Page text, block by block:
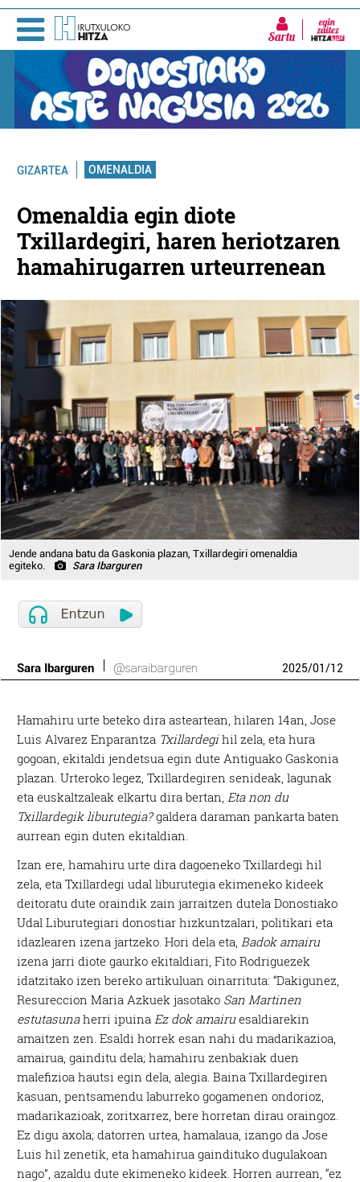
Sartu
GIZARTEA OMENALDIA
Omenaldia egin diote
Txillardegiri, haren heriotzaren
hamahirugarren urteurrenean
Jende andana batu da Gaskonia plazan, Txillardegiri omenaldia
egiteko.
Sara Ibarguren
Sara Ibarguren @saraibarguren 2025/01/12
Hamahiru urte beteko dira asteartean, hilaren 14an, Jose
Luis Alvarez Enparantza Txillardegihil zela, eta hura
gogoan, ekitaldi jendetsua egin dute Antiguako Gaskonia
plazan. Urteroko legez, Txillardegiren senideak, lagunak
eta euskaltzaleak elkartu dira bertan, Eta non du
Txillardegik liburutegia?galdera daraman pankarta baten
aurrean egin duten ekitaldian.
Izan ere, hamahiru urte dira dagoeneko Txillardegi hil
zela, eta Txillardegi udal liburutegia ekimeneko kideek
deitoratu dute oraindik zain jarraitzen dutela Donostiako
Udal Liburutegiari donostiar hizkuntzalari, politikari eta
idazlearen izena jartzeko. Hori dela eta, Badok amairu
izena jarri diote gaurko ekitaldiari, Fito Rodriguezek
idatzitako izen bereko artikuluan oinarrituta: “Dakigunez,
Resureccion Maria Azkuek jasotako San Martinen
estutasunaherri ipuina Ez dok amairuesaldiarekin
amaitzen zen. Esaldi horrek esan nahi du madarikazioa,
amairua, gainditu dela; hamahiru zenbakiak duen
malefizioa hautsi egin dela, alegia. Baina Txillardegiren
kasuan, pentsamendu laburreko gogamenen ondorioz,
madarikazioak, zoritxarrez, bere horretan dirau oraingoz.
Ez digu axola; datorren urtea, hamalaua, izango da Jose
Luis hil zenetik, eta hamahirua gaindituko dugulakoan
nago”, azaldu dute ekimeneko kideek. Horren aurrean, “ez